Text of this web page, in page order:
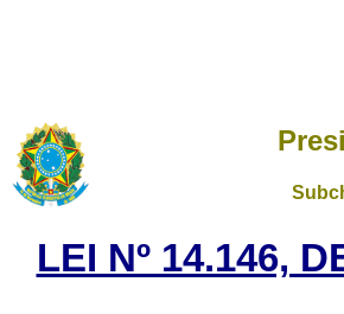
LEI Nº 14.146,